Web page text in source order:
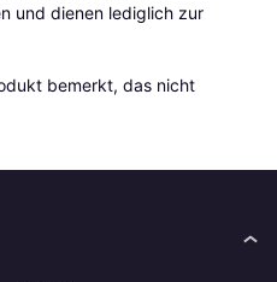
und dienen lediglich zur
bemerkt, das nicht